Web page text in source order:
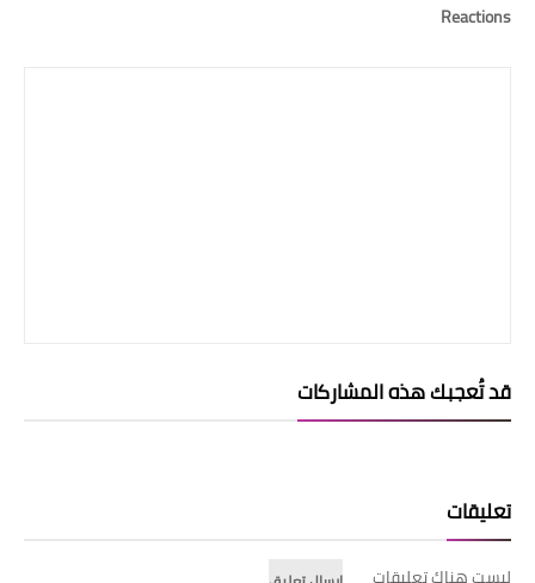
Reactions
قد تُعجبك هذه المشاركات
تعليقات